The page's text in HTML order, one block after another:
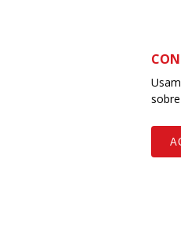
R. Buenos Aíres, 1970 -